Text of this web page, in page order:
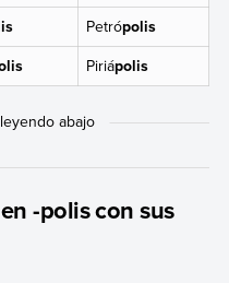
Petrópolis
Piriápolis
-polis con sus